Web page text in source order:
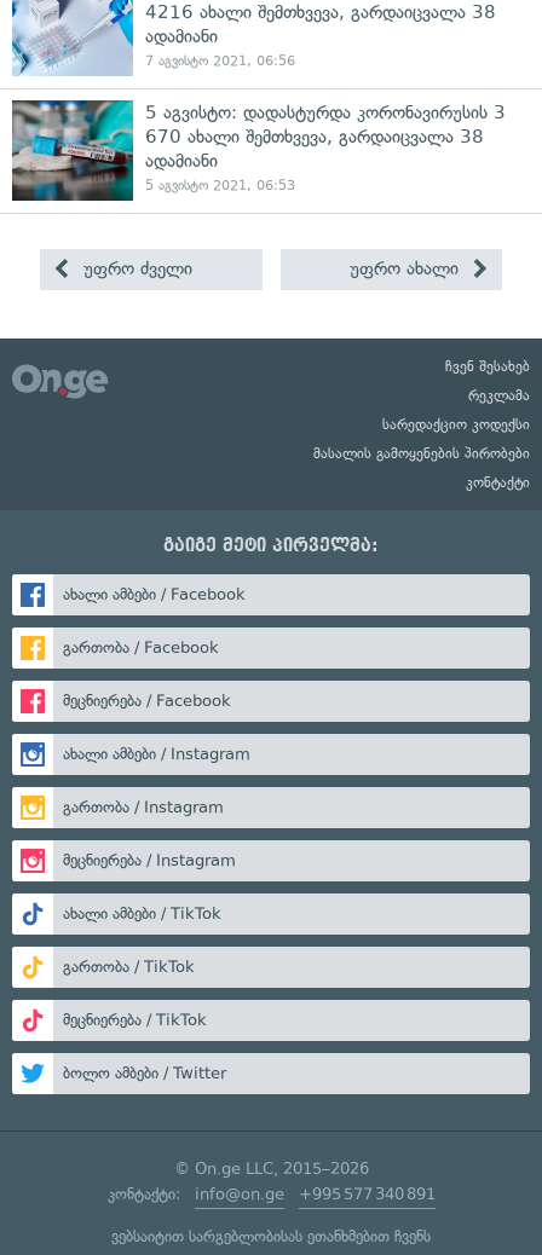
4216 ახალი შემთხვევა, გარდაიცვალა 38
ადამიანი
7 აგვისტო 2021, 06:56
5 აგვისტო: დადასტურდა კორონავირუსის 3
670 ახალი შემთხვევა, გარდაიცვალა 38
ადამიანი
5 აგვისტო 2021, 06:53
უფრო ძველი უფრო ახალი
ჩვენ შესახებ
რეკლამა
სარედაქციო კოდექსი
მასალის გამოყენების პირობები
კონტაქტი
გაიგე მეტი პირველმა:
ახალი ამბები / Facebook
გართობა / Facebook
მეცნიერება / Facebook
ახალი ამბები / Instagram
გართობა / Instagram
მეცნიერება / Instagram
ახალი ამბები / TikTok
გართობა / TikTok
მეცნიერება / TikTok
ბოლო ამბები / Twitter
© On.ge LLC, 2015–2026
კონტაქტი: info@on.ge +995 577 340 891
ვებსაიტით სარგებლობისას ეთანხმებით ჩვენს